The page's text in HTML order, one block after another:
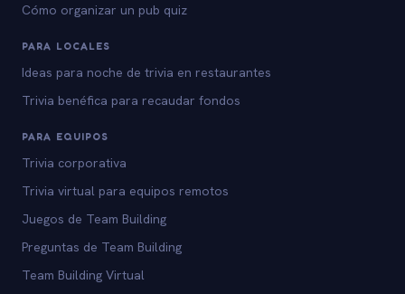
Cómo organizar un pub quiz
PARA LOCALES
Ideas para noche de trivia en restaurantes
Trivia benéfica para recaudar fondos
PARA EQUIPOS
Trivia corporativa
Trivia virtual para equipos remotos
Juegos de Team Building
Preguntas de Team Building
Team Building Virtual